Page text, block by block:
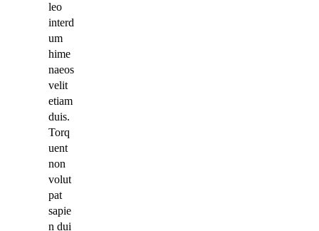
leo
interd
um
hime
naeos
velit
etiam
duis.
Torq
uent
non
volut
pat
sapie
n dui